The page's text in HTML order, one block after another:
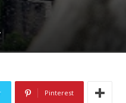
Pinterest